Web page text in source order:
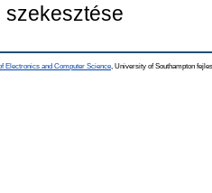
szekesztése
Electronics and Computer Science , University of Southampton